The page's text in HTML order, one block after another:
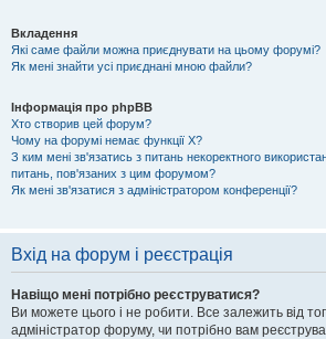
Вкладення
Які саме файли можна приєднувати на цьому форумі?
Як мені знайти усі приєднані мною файли?
Інформація про phpBB
Хто створив цей форум?
Чому на форумі немає функції X?
З ким мені зв'язатись з питань некоректного
питань, пов'язаних з цим форумом?
Як мені зв'язатися з адміністратором конференції?
Вхід на форум і реєстрація
Навіщо мені потрібно реєструватися?
Ви можете цього і не робити. Все залежить від
адміністратор форуму, чи потрібно вам